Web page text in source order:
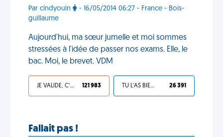
Par cindyouin
- 16/05/2014 06:27 - France - Bois-
guillaume
Aujourd'hui, ma sœur jumelle et moi sommes
stressées à l'idée de passer nos exams. Elle, le
bac. Moi, le brevet. VDM
JE VALIDE, C'EST UNE VDM 121 983 TU L'AS BIEN MÉRITÉ 26 391
Fallait pas !